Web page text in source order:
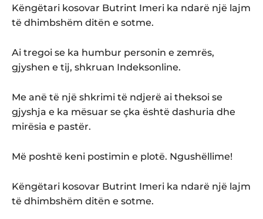
Këngëtari kosovar Butrint Imeri ka ndarë një lajm
të dhimbshëm ditën e sotme.
Ai tregoi se ka humbur personin e zemrës,
gjyshen e tij, shkruan Indeksonline.
Me anë të një shkrimi të ndjerë ai theksoi se
gjyshja e ka mësuar se çka është dashuria dhe
mirësia e pastër.
Më poshtë keni postimin e plotë. Ngushëllime!
Këngëtari kosovar Butrint Imeri ka ndarë një lajm
të dhimbshëm ditën e sotme.